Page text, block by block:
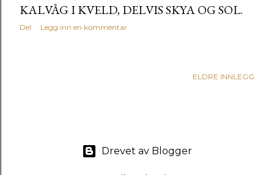
KALVÅG I KVELD, DELVIS SKYA OG SOL.
Del Legg inn en kommentar
ELDRE INNLEGG
Drevet av Blogger